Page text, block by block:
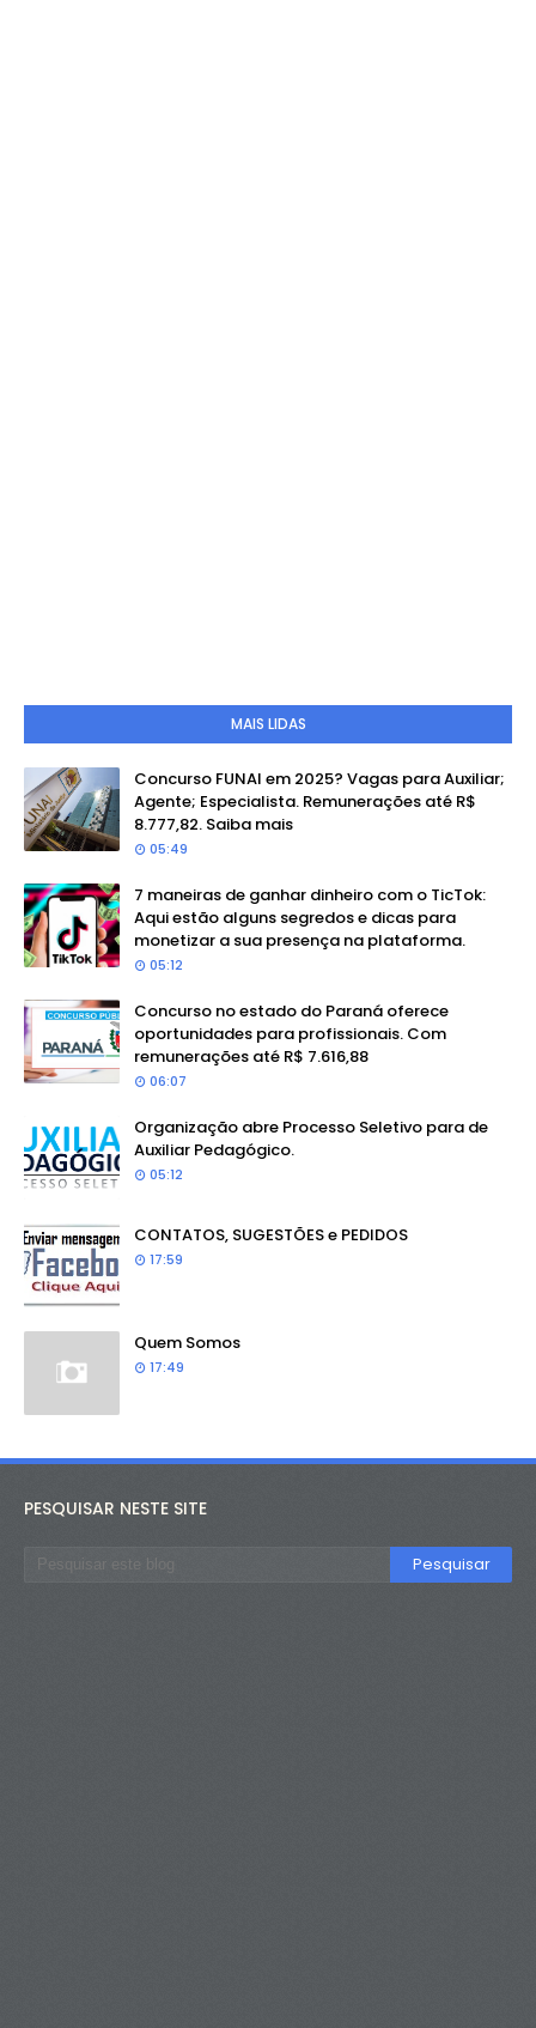
MAIS LIDAS
Concurso FUNAI em 2025? Vagas para Auxiliar;
Agente; Especialista. Remunerações até R$
8.777,82. Saiba mais
05:49
7 maneiras de ganhar dinheiro com o TicTok:
Aqui estão alguns segredos e dicas para
monetizar a sua presença na plataforma.
05:12
Concurso no estado do Paraná oferece
oportunidades para profissionais. Com
remunerações até R$ 7.616,88
06:07
Organização abre Processo Seletivo para de
Auxiliar Pedagógico.
05:12
CONTATOS, SUGESTÕES e PEDIDOS
17:59
Quem Somos
17:49
PESQUISAR NESTE SITE